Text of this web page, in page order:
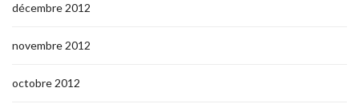
décembre 2012
novembre 2012
octobre 2012